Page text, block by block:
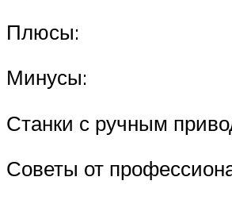
Плюсы:
Минусы:
Станки с ручным
Советы от